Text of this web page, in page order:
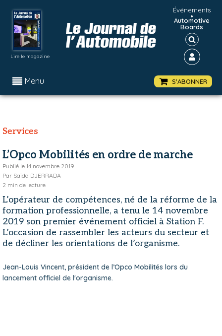
Lire le magazine
Événements
•
Automotive
Boards
Menu S'ABONNER
Services
L’Opco Mobilités en ordre de marche
Publié le 14 novembre 2019
Par Saïda DJERRADA
2 min de lecture
L’opérateur de compétences, né de la réforme de la
formation professionnelle, a tenu le 14 novembre
2019 son premier événement officiel à Station F.
L’occasion de rassembler les acteurs du secteur et
de décliner les orientations de l’organisme.
Jean-Louis Vincent, président de l’Opco Mobilités lors du
lancement officiel de l'organisme.